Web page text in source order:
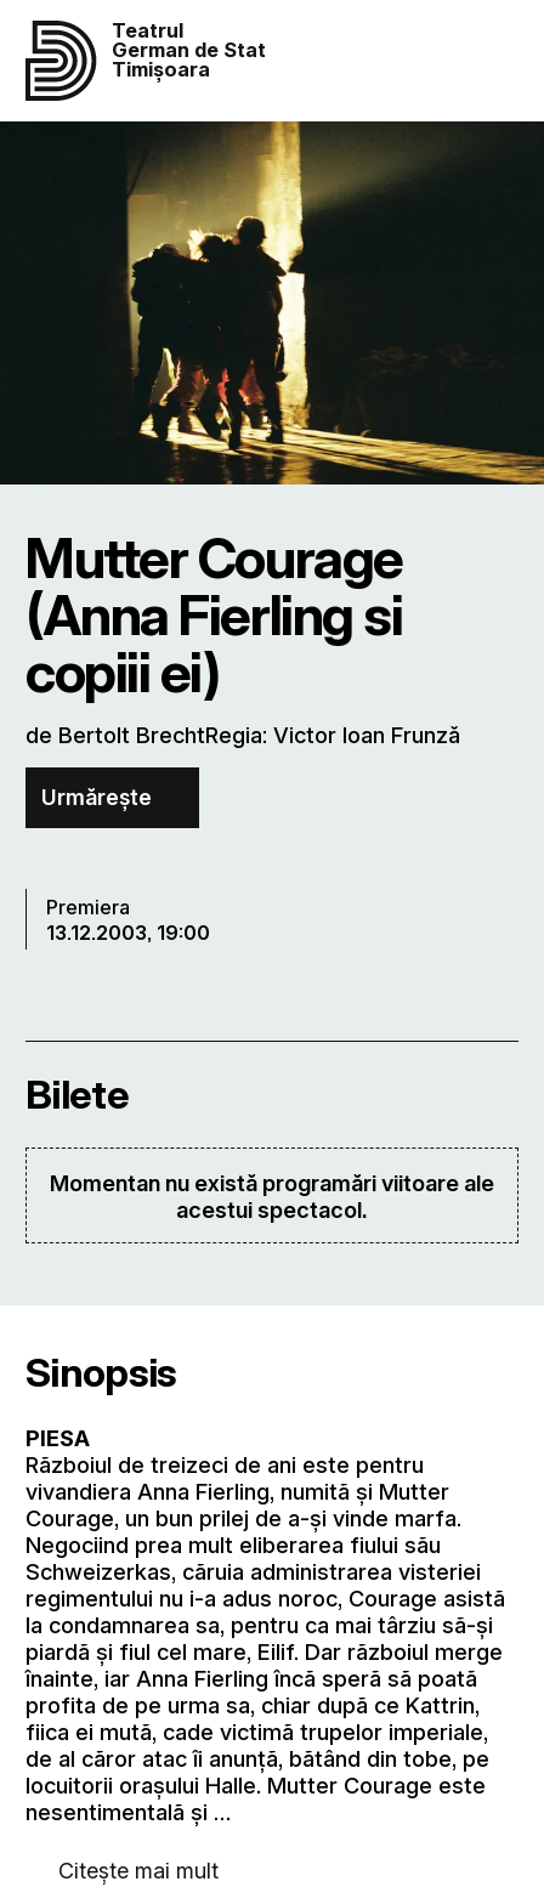
Teatrul
German de Stat
Timișoara
Mutter Courage
(Anna Fierling si
copiii ei)
de Bertolt BrechtRegia: Victor Ioan Frunză
Urmărește
Premiera
13.12.2003, 19:00
Bilete
Momentan nu există programări viitoare ale
acestui spectacol.
Sinopsis
PIESA
Rãzboiul de treizeci de ani este pentru
vivandiera Anna Fierling, numitã și Mutter
Courage, un bun prilej de a-și vinde marfa.
Negociind prea mult eliberarea fiului sãu
Schweizerkas, cãruia administrarea visteriei
regimentului nu i-a adus noroc, Courage asistã
la condamnarea sa, pentru ca mai târziu sã-și
piardã și fiul cel mare, Eilif. Dar rãzboiul merge
înainte, iar Anna Fierling încã sperã sã poatã
profita de pe urma sa, chiar dupã ce Kattrin,
fiica ei mutã, cade victimã trupelor imperiale,
de al cãror atac îi anunțã, bãtând din tobe, pe
locuitorii orașului Halle. Mutter Courage este
nesentimentalã și …
Citește mai mult